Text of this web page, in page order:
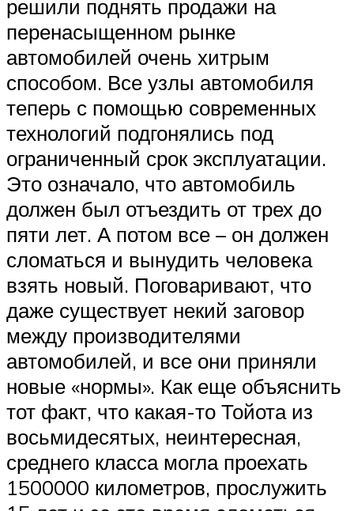
решили поднять продажи на
перенасыщенном рынке
автомобилей очень хитрым
способом. Все узлы автомобиля
теперь с помощью современных
технологий подгонялись под
ограниченный срок эксплуатации.
Это означало, что автомобиль
должен был отъездить от трех до
пяти лет. А потом все – он должен
сломаться и вынудить человека
взять новый. Поговаривают, что
даже существует некий заговор
между производителями
автомобилей, и все они приняли
новые «нормы». Как еще объяснить
тот факт, что какая-то Тойота из
восьмидесятых, неинтересная,
среднего класса могла проехать
1500000 километров, прослужить